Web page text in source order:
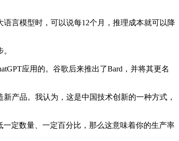
言模型时，可以说每12个月，推理成本就可以降
应用的。谷歌后来推出了Bard，并将其更名
产品。我认为，这是中国技术创新的一种方式，
定数量、一定百分比，那么这意味着你的生产率